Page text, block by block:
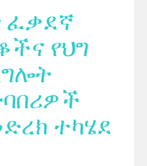
ፈቃደኛ
የህግ
ተካሄደ